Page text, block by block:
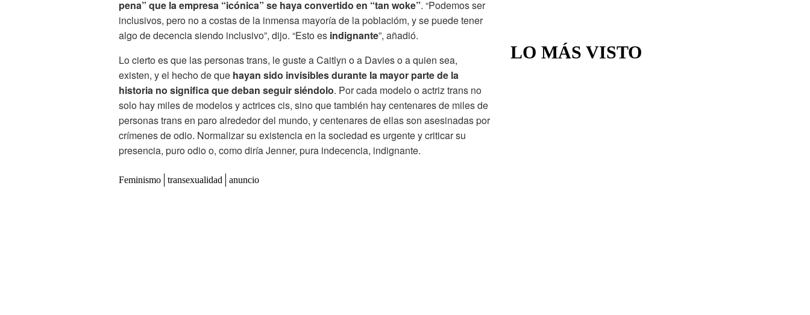
pena” que la empresa “icónica” se haya convertido en “tan woke”. “Podemos ser
inclusivos, pero no a costas de la inmensa mayoría de la poblacióm, y se puede tener
algo de decencia siendo inclusivo”, dijo. “Esto es indignante”, añadió.
Lo cierto es que las personas trans, le guste a Caitlyn o a Davies o a quien sea,
existen, y el hecho de que hayan sido invisibles durante la mayor parte de la
historia no significa que deban seguir siéndolo. Por cada modelo o actriz trans no
solo hay miles de modelos y actrices cis, sino que también hay centenares de miles de
personas trans en paro alrededor del mundo, y centenares de ellas son asesinadas por
crímenes de odio. Normalizar su existencia en la sociedad es urgente y criticar su
presencia, puro odio o, como diría Jenner, pura indecencia, indignante.
Feminismo transexualidad anuncio
LO MÁS VISTO